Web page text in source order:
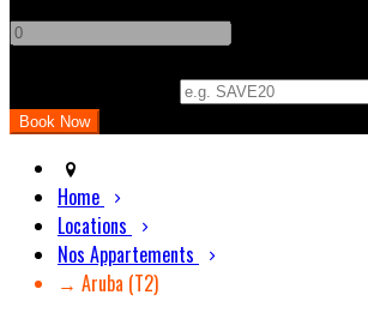
Home
Locations
Nos Appartements
→ Aruba (T2)